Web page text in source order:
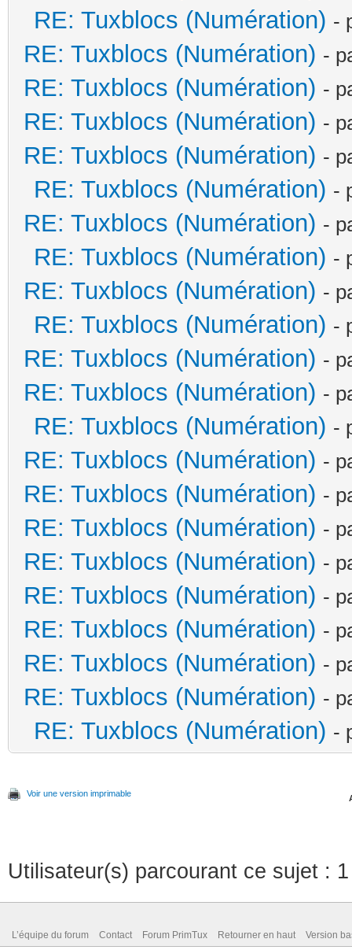
RE: Tuxblocs (Numération) -
RE: Tuxblocs (Numération) -
RE: Tuxblocs (Numération) -
RE: Tuxblocs (Numération) -
RE: Tuxblocs (Numération) -
RE: Tuxblocs (Numération) -
RE: Tuxblocs (Numération) -
RE: Tuxblocs (Numération) -
RE: Tuxblocs (Numération) -
RE: Tuxblocs (Numération) -
RE: Tuxblocs (Numération) -
RE: Tuxblocs (Numération) -
RE: Tuxblocs (Numération) -
RE: Tuxblocs (Numération) -
RE: Tuxblocs (Numération) -
RE: Tuxblocs (Numération) -
RE: Tuxblocs (Numération) -
RE: Tuxblocs (Numération) -
RE: Tuxblocs (Numération) -
RE: Tuxblocs (Numération) -
RE: Tuxblocs (Numération) -
RE: Tuxblocs (Numération) -
Voir une version imprimable
Utilisateur(s) parcourant ce sujet :
L’équipe du forum Contact Forum PrimTux Retourner en haut Version